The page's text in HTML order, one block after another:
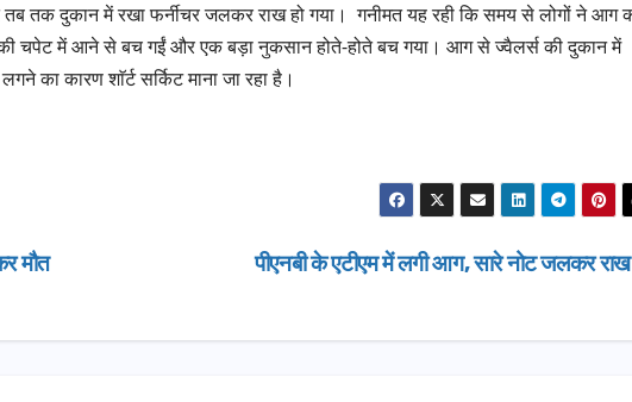
तब तक दुकान में रखा फर्नीचर जलकर राख हो गया। गनीमत यह रही कि समय से लोगों ने आग
चपेट में आने से बच गईं और एक बड़ा नुकसान होते-होते बच गया। आग से ज्वैलर्स की दुकान में
का कारण शाॅर्ट सर्किट माना जा रहा है।
पीएनबी के एटीएम में लगी आग, सारे नोट जलकर राख
मौत